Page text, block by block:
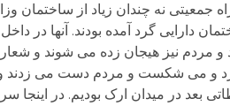
جمعیتی نه چندان زیاد از ساختمان
دارایی گرد آمده بودند. آنها در
و مردم نیز هیجان زده می شوند و
و می شکست و مردم دست می زدند و
بعد در میدان ارک بودیم. در اینجا